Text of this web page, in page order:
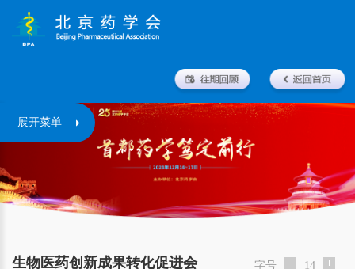
展开菜单
生物医药创新成果转化促进会 字号 14